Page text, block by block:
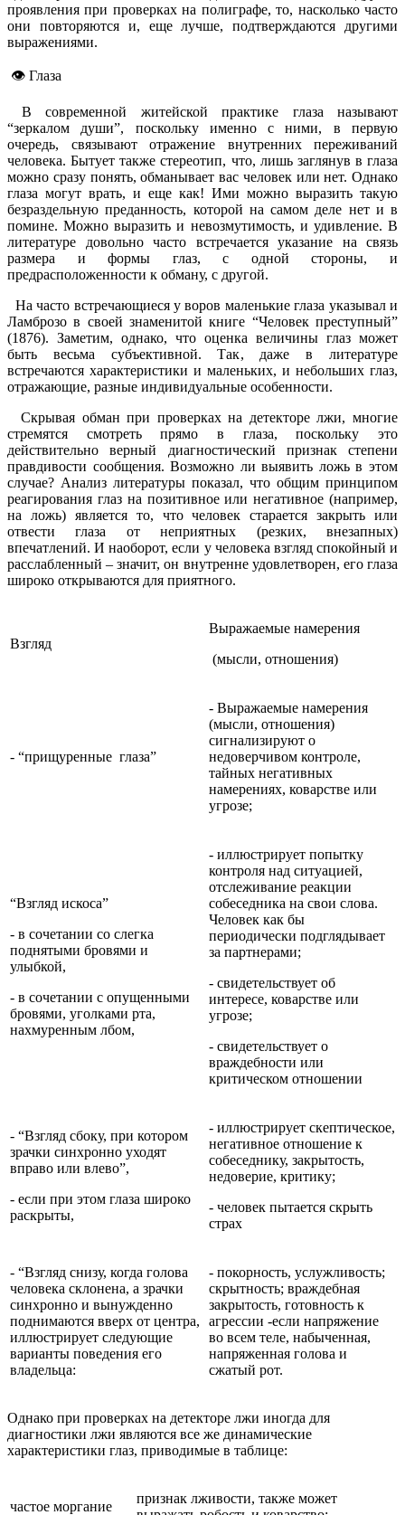
проявления при проверках на полиграфе, то, насколько часто
они повторяются и, еще лучше, подтверждаются другими
выражениями.
👁️ Глаза
В современной житейской практике глаза называют
“зеркалом души”, поскольку именно с ними, в первую
очередь, связывают отражение внутренних переживаний
человека. Бытует также стереотип, что, лишь заглянув в глаза
можно сразу понять, обманывает вас человек или нет. Однако
глаза могут врать, и еще как! Ими можно выразить такую
безраздельную преданность, которой на самом деле нет и в
помине. Можно выразить и невозмутимость, и удивление. В
литературе довольно часто встречается указание на связь
размера и формы глаз, с одной стороны, и
предрасположенности к обману, с другой.
На часто встречающиеся у воров маленькие глаза указывал и
Ламброзо в своей знаменитой книге “Человек преступный”
(1876). Заметим, однако, что оценка величины глаз может
быть весьма субъективной. Так, даже в литературе
встречаются характеристики и маленьких, и небольших глаз,
отражающие, разные индивидуальные особенности.
Скрывая обман при проверках на детекторе лжи, многие
стремятся смотреть прямо в глаза, поскольку это
действительно верный диагностический признак степени
правдивости сообщения. Возможно ли выявить ложь в этом
случае? Анализ литературы показал, что общим принципом
реагирования глаз на позитивное или негативное (например,
на ложь) является то, что человек старается закрыть или
отвести глаза от неприятных (резких, внезапных)
впечатлений. И наоборот, если у человека взгляд спокойный и
расслабленный – значит, он внутренне удовлетворен, его глаза
широко открываются для приятного.
Взгляд
Выражаемые намерения
(мысли, отношения)
- “прищуренные глаза”
- Выражаемые намерения
(мысли, отношения)
сигнализируют о
недоверчивом контроле,
тайных негативных
намерениях, коварстве или
угрозе;
“Взгляд искоса”
- в сочетании со слегка
поднятыми бровями и
улыбкой,
- в сочетании с опущенными
бровями, уголками рта,
нахмуренным лбом,
- иллюстрирует попытку
контроля над ситуацией,
отслеживание реакции
собеседника на свои слова.
Человек как бы
периодически подглядывает
за партнерами;
- свидетельствует об
интересе, коварстве или
угрозе;
- свидетельствует о
враждебности или
критическом отношении
- “Взгляд сбоку, при котором
зрачки синхронно уходят
вправо или влево”,
- если при этом глаза широко
раскрыты,
- иллюстрирует скептическое,
негативное отношение к
собеседнику, закрытость,
недоверие, критику;
- человек пытается скрыть
страх
- “Взгляд снизу, когда голова
человека склонена, а зрачки
синхронно и вынужденно
поднимаются вверх от центра,
иллюстрирует следующие
варианты поведения его
владельца:
- покорность, услужливость;
скрытность; враждебная
закрытость, готовность к
агрессии -если напряжение
во всем теле, набыченная,
напряженная голова и
сжатый рот.
Однако при проверках на детекторе лжи иногда для
диагностики лжи являются все же динамические
характеристики глаз, приводимые в таблице:
частое моргание
признак лживости, также может